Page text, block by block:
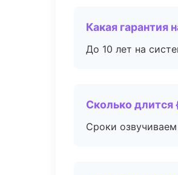
Какая гарантия
До 10 лет на
Сколько длится
Сроки